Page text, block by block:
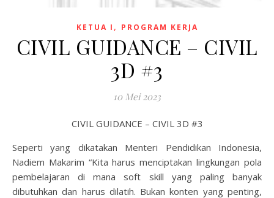
KETUA I , PROGRAM KERJA
CIVIL GUIDANCE – CIVIL
3D #3
10 Mei 2023
CIVIL GUIDANCE – CIVIL 3D #3
Seperti yang dikatakan Menteri Pendidikan Indonesia,
Nadiem Makarim “Kita harus menciptakan lingkungan pola
pembelajaran di mana soft skill yang paling banyak
dibutuhkan dan harus dilatih. Bukan konten yang penting,